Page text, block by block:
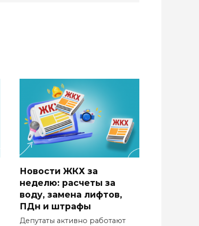
Новости ЖКХ за
неделю: расчеты за
воду, замена лифтов,
ПДн и штрафы
Депутаты активно работают